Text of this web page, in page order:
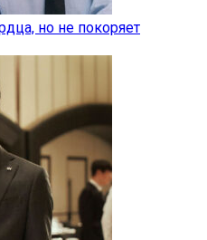
но не покоряет